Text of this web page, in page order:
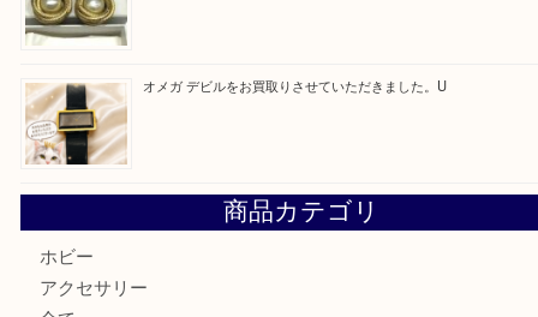
ルイヴィトンのモノグラムアルマをお買取いたしました。U
ルイ・ヴィトン アンティグア ブザスPMをお買取りさせて
U